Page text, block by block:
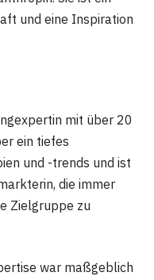
und eine Inspiration
mit über 20
ein tiefes
und -trends und ist
die immer
Zielgruppe zu
war maßgeblich